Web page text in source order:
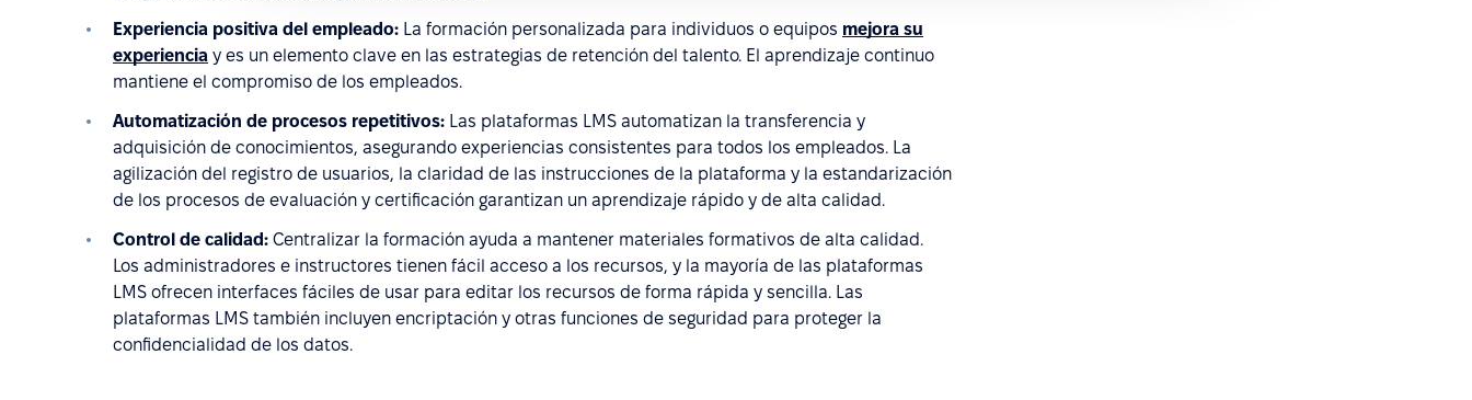
Experiencia positiva del empleado: La formación personalizada para individuos o equipos mejora su
experiencia y es un elemento clave en las estrategias de retención del talento. El aprendizaje continuo
mantiene el compromiso de los empleados.
Automatización de procesos repetitivos: Las plataformas LMS automatizan la transferencia y
adquisición de conocimientos, asegurando experiencias consistentes para todos los empleados. La
agilización del registro de usuarios, la claridad de las instrucciones de la plataforma y la estandarización
de los procesos de evaluación y certificación garantizan un aprendizaje rápido y de alta calidad.
Control de calidad: Centralizar la formación ayuda a mantener materiales formativos de alta calidad.
Los administradores e instructores tienen fácil acceso a los recursos, y la mayoría de las plataformas
LMS ofrecen interfaces fáciles de usar para editar los recursos de forma rápida y sencilla. Las
plataformas LMS también incluyen encriptación y otras funciones de seguridad para proteger la
confidencialidad de los datos.